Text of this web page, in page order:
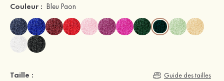
Couleur : Bleu Paon
Taille : Guide des tailles